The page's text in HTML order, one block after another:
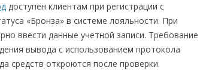
доступен клиентам при регистрации с
«Бронза» в системе лояльности. При
ввести данные учетной записи. Требование
вывода с использованием протокола
средств откроются после проверки.